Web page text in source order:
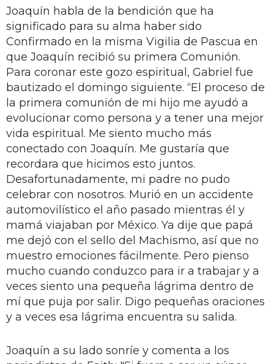
Joaquín habla de la bendición que ha
significado para su alma haber sido
Confirmado en la misma Vigilia de Pascua en
que Joaquín recibió su primera Comunión.
Para coronar este gozo espiritual, Gabriel fue
bautizado el domingo siguiente. “El proceso de
la primera comunión de mi hijo me ayudó a
evolucionar como persona y a tener una mejor
vida espiritual. Me siento mucho más
conectado con Joaquín. Me gustaría que
recordara que hicimos esto juntos.
Desafortunadamente, mi padre no pudo
celebrar con nosotros. Murió en un accidente
automovilístico el año pasado mientras él y
mamá viajaban por México. Ya dije que papá
me dejó con el sello del Machismo, así que no
muestro emociones fácilmente. Pero pienso
mucho cuando conduzco para ir a trabajar y a
veces siento una pequeña lágrima dentro de
mí que puja por salir. Digo pequeñas oraciones
y a veces esa lágrima encuentra su salida.
Joaquín a su lado sonríe y comenta a los